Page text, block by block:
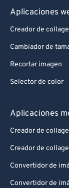
Aplicaciones
Creador de
Cambiador de
Recortar imagen
Selector de color
Aplicaciones
Creador de
Creador de
Convertidor de
Convertidor de